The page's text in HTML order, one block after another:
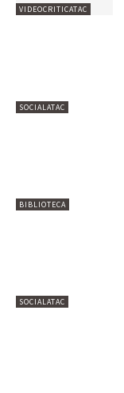
VIDEOCRITICATAC
SOCIALATAC
BIBLIOTECA
SOCIALATAC